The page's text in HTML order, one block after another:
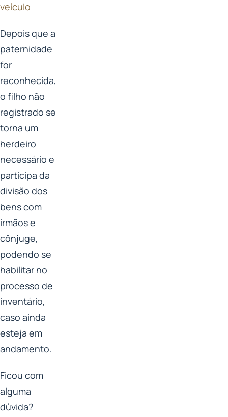
veículo
Depois que a
paternidade
for
reconhecida,
o filho não
registrado se
torna um
herdeiro
necessário e
participa da
divisão dos
bens com
irmãos e
cônjuge,
podendo se
habilitar no
processo de
inventário,
caso ainda
esteja em
andamento.
Ficou com
alguma
dúvida?